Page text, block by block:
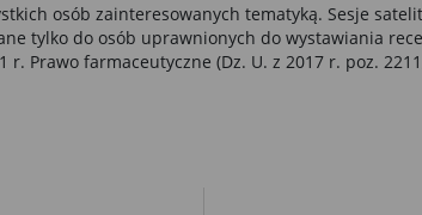
osób zainteresowanych tematyką. Sesje
tylko do osób uprawnionych do wystawiania
r. Prawo farmaceutyczne (Dz. U. z 2017 r. poz.